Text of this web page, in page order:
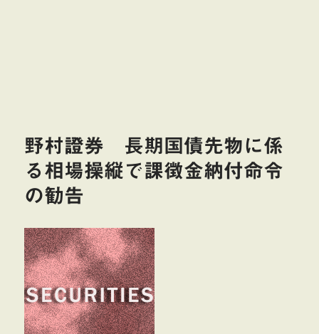
野村證券 長期国債先物に係
る相場操縦で課徴金納付命令
の勧告